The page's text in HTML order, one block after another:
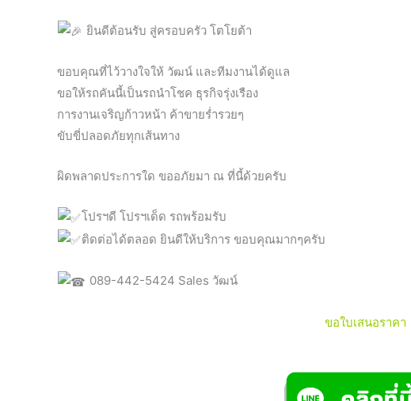
ยินดีต้อนรับ สู่ครอบครัว โตโยต้า
ขอบคุณที่ไว้วางใจให้ วัฒน์ และทีมงานได้ดูแล
ขอให้รถคันนี้เป็นรถนำโชค ธุรกิจรุ่งเรือง
การงานเจริญก้าวหน้า ค้าขายร่ำรวยๆ
ขับขี่ปลอดภัยทุกเส้นทาง
ผิดพลาดประการใด ขออภัยมา ณ ที่นี้ด้วยครับ
โปรฯดี โปรฯเด็ด รถพร้อมรับ
ติดต่อได้ตลอด ยินดีให้บริการ ขอบคุณมากๆครับ
089-442-5424 Sales วัฒน์
ขอใบเสนอราคา